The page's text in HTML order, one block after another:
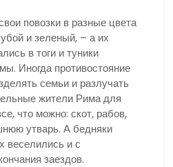
повозки в разные цвета
и зеленый, – а их
в тоги и туники
Иногда противостояние
семьи и разлучать
жители Рима для
что можно: скот, рабов,
утварь. А бедняки
веселились и с
заездов.